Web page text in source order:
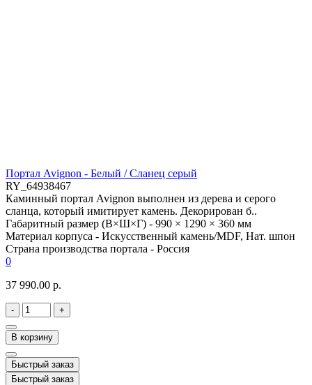
Портал Avignon - Белый / Сланец серый
RY_64938467
Каминный портал Avignon выполнен из дерева и серого
сланца, который имитирует камень. Декорирован б..
Габаритный размер (В×Ш×Г) - 990 × 1290 × 360 мм
Материал корпуса - Искусственный камень/MDF, Нат. шпон
Страна производства портала - Россия
0
37 990.00 р.
- +
В корзину
Быстрый заказ
Быстрый заказ